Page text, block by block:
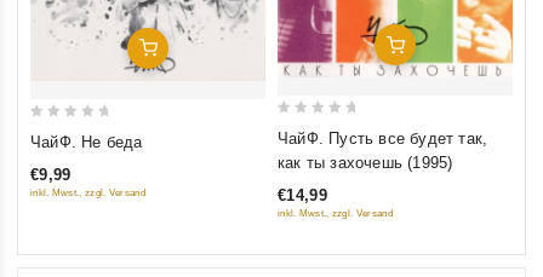
Добавить В Корзину
of
ЧайФ. Не беда
€9,99
inkl. Mwst., zzgl. Versand
Добавить В Корзину
5
ЧайФ. Пусть все будет так,
как ты захочешь (1995)
€14,99
inkl. Mwst., zzgl. Versand